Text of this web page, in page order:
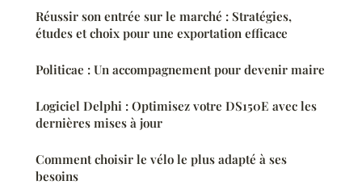
Réussir son entrée sur le marché : Stratégies,
études et choix pour une exportation efficace
Politicae : Un accompagnement pour devenir maire
Logiciel Delphi : Optimisez votre DS150E avec les
dernières mises à jour
Comment choisir le vélo le plus adapté à ses
besoins